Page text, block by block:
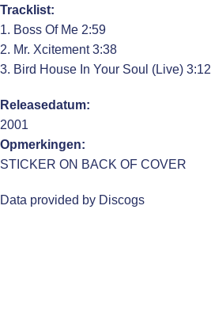
Tracklist:
1. Boss Of Me 2:59
2. Mr. Xcitement 3:38
3. Bird House In Your Soul (Live) 3:12
Releasedatum:
2001
Opmerkingen:
STICKER ON BACK OF COVER
Data provided by Discogs